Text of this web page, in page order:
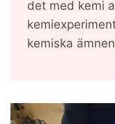
det med kemi
kemiska